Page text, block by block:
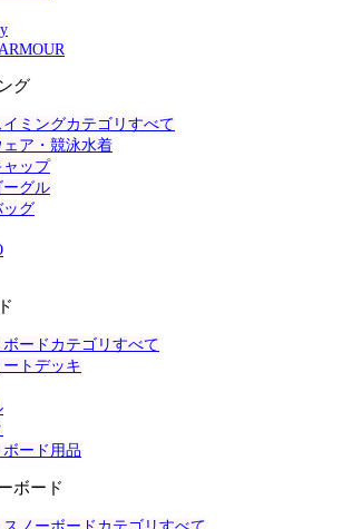
グ
ミングカテゴリすべて
ェア・競泳水着
ャップ
ーグル
ッグ
ボードカテゴリすべて
ートデッキ
ード用品
ボード